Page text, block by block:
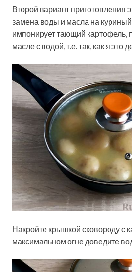
Второй вариант приготовления
замена воды и масла на
импонирует тающий картофель,
масле с водой, т.е. так, как я это
Накройте крышкой сковороду с
максимальном огне доведите